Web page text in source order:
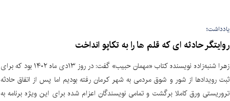
یادداشت؛
روایتگر حادثه ای که قلم ها را به تکاپو انداخت
زهرا شنبه‌زاده نویسنده کتاب «مهمان حبیب» گفت: در روز ۱۳دی ماه ۱۴۰۲ بود که برای
ثبت رویدادها از شور و شوق مردمی به شهر کرمان رفته بودیم اما پس از اتفاق حادثه
تروریستی ورق کاملا برگشت و تمامی نویسندگان اعزام شده برای این ویژه برنامه به